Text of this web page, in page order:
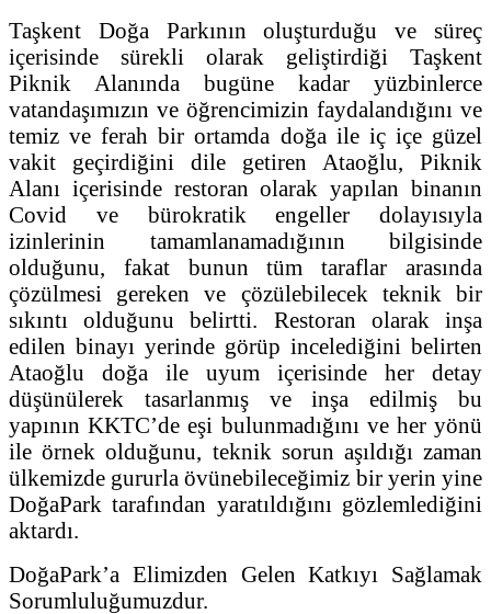
Taşkent Doğa Parkının oluşturduğu ve süreç
içerisinde sürekli olarak geliştirdiği Taşkent
Piknik Alanında bugüne kadar yüzbinlerce
vatandaşımızın ve öğrencimizin faydalandığını ve
temiz ve ferah bir ortamda doğa ile iç içe güzel
vakit geçirdiğini dile getiren Ataoğlu, Piknik
Alanı içerisinde restoran olarak yapılan binanın
Covid ve bürokratik engeller dolayısıyla
izinlerinin tamamlanamadığının bilgisinde
olduğunu, fakat bunun tüm taraflar arasında
çözülmesi gereken ve çözülebilecek teknik bir
sıkıntı olduğunu belirtti. Restoran olarak inşa
edilen binayı yerinde görüp incelediğini belirten
Ataoğlu doğa ile uyum içerisinde her detay
düşünülerek tasarlanmış ve inşa edilmiş bu
yapının KKTC’de eşi bulunmadığını ve her yönü
ile örnek olduğunu, teknik sorun aşıldığı zaman
ülkemizde gururla övünebileceğimiz bir yerin yine
DoğaPark tarafından yaratıldığını gözlemlediğini
aktardı.
DoğaPark’a Elimizden Gelen Katkıyı Sağlamak
Sorumluluğumuzdur.